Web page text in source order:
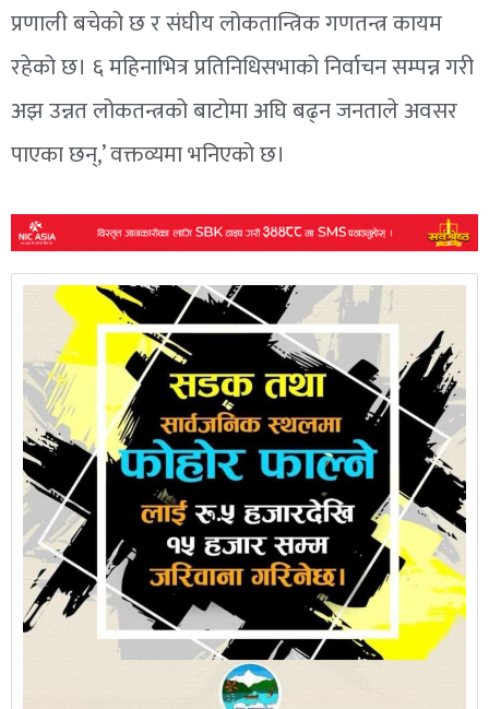
प्रणाली बचेको छ र संघीय लोकतान्त्रिक गणतन्त्र कायम
रहेको छ। ६ महिनाभित्र प्रतिनिधिसभाको निर्वाचन सम्पन्न गरी
अझ उन्नत लोकतन्त्रको बाटोमा अघि बढ्न जनताले अवसर
पाएका छन्,’ वक्तव्यमा भनिएको छ।